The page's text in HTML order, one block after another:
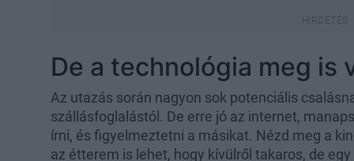
De a technológia meg is
Az utazás során nagyon sok potenciális
szállásfoglalástól. De erre jó az internet,
írni, és figyelmeztetni a másikat. Nézd meg a
az étterem is lehet, hogy kívülről takaros, de